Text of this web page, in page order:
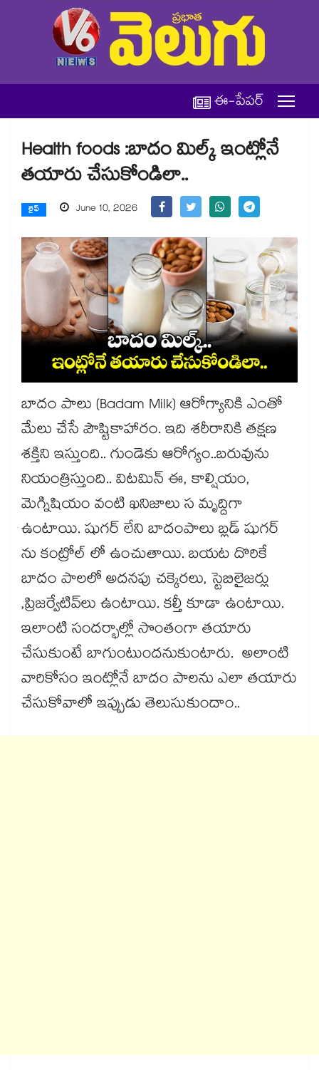
ఈ-పేపర్
Health foods :బాదం మిల్క్ ఇంట్లోనే
తయారు చేసుకోండిలా..
లైఫ్ June 10, 2026
బాదం పాలు (Badam Milk) ఆరోగ్యానికి ఎంతో
మేలు చేసే పౌష్టికాహారం. ఇది శరీరానికి తక్షణ
శక్తిని ఇస్తుంది.. గుండెకు ఆరోగ్యం..బరువును
నియంత్రిస్తుంది.. విటమిన్ ఈ, కాల్షియం,
మెగ్నిషియం వంటి ఖనిజాలు స మృద్దిగా
ఉంటాయి. షుగర్ లేని బాదంపాలు బ్లడ్ షుగర్
ను కంట్రోల్ లో ఉంచుతాయి. బయట దొరికే
బాదం పాలలో అదనపు చక్కెరలు, స్టెబిలైజర్లు
,ప్రిజర్వేటివ్‌లు ఉంటాయి. కల్తీ కూడా ఉంటాయి.
ఇలాంటి సందర్భాల్లో సొంతంగా తయారు
చేసుకుంటే బాగుంటుందనుకుంటారు. అలాంటి
వారికోసం ఇంట్లోనే బాదం పాలను ఎలా తయారు
చేసుకోవాలో ఇప్పుడు తెలుసుకుందాం..